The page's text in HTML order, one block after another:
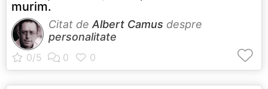
murim.
Citat de Albert Camus despre
personalitate